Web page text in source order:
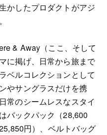
かしたプロダクトがアジ
& Away（ここ、そして
に掲げ、日常から旅まで
ベルコレクションとして
やサングラスだけを携
常のシームレスなスタイ
バックパック（28,600
円）、ベルトバッグ